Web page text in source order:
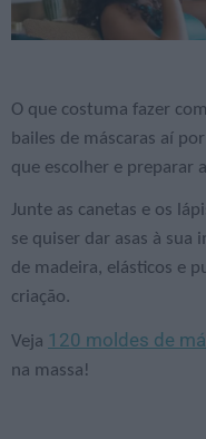
O que costuma fazer
bailes de máscaras aí
que escolher e preparar
Junte as canetas e os
se quiser dar asas à sua
de madeira, elásticos e
criação.
Veja 120 moldes de
na massa!